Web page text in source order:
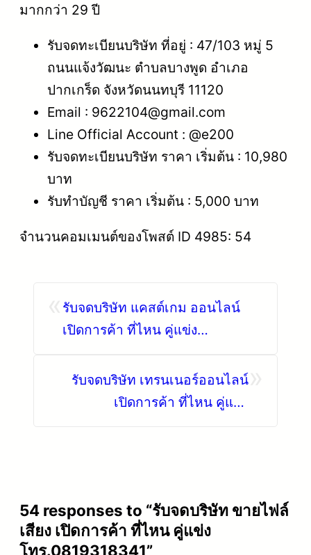
มากกว่า 29 ปี
รับจดทะเบียนบริษัท ที่อยู่ : 47/103 หมู่ 5
ถนนแจ้งวัฒนะ ตำบลบางพูด อำเภอ
ปากเกร็ด จังหวัดนนทบุรี 11120
Email : 9622104@gmail.com
Line Official Account : @e200
รับจดทะเบียนบริษัท ราคา เริ่มต้น : 10,980
บาท
รับทำบัญชี ราคา เริ่มต้น : 5,000 บาท
จำนวนคอมเมนต์ของโพสต์ ID 4985: 54
รับจดบริษัท แคสต์เกม ออนไลน์
เปิดการค้า ที่ไหน คู่แข่ง
รับจดบริษัท เทรนเนอร์ออนไลน์
เปิดการค้า ที่ไหน คู่แข่ง
54 responses to “รับจดบริษัท ขายไฟล์
เสียง เปิดการค้า ที่ไหน คู่แข่ง
โทร.0819318341”